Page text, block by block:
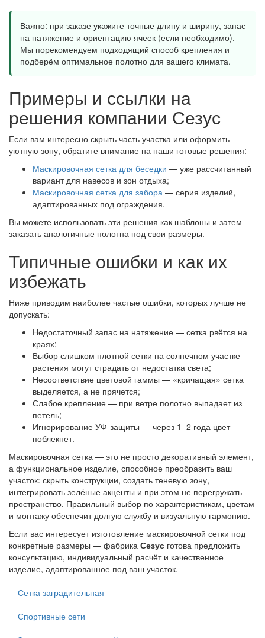
Важно: при заказе укажите точные длину и ширину, запас
на натяжение и ориентацию ячеек (если необходимо).
Мы порекомендуем подходящий способ крепления и
подберём оптимальное полотно для вашего климата.
Примеры и ссылки на
решения компании Сезус
Если вам интересно скрыть часть участка или оформить
уютную зону, обратите внимание на наши готовые решения:
Маскировочная сетка для беседки — уже рассчитанный
вариант для навесов и зон отдыха;
Маскировочная сетка для забора — серия изделий,
адаптированных под ограждения.
Вы можете использовать эти решения как шаблоны и затем
заказать аналогичные полотна под свои размеры.
Типичные ошибки и как их
избежать
Ниже приводим наиболее частые ошибки, которых лучше не
допускать:
Недостаточный запас на натяжение — сетка рвётся на
краях;
Выбор слишком плотной сетки на солнечном участке —
растения могут страдать от недостатка света;
Несоответствие цветовой гаммы — «кричащая» сетка
выделяется, а не прячется;
Слабое крепление — при ветре полотно выпадает из
петель;
Игнорирование УФ-защиты — через 1–2 года цвет
поблекнет.
Маскировочная сетка — это не просто декоративный элемент,
а функциональное изделие, способное преобразить ваш
участок: скрыть конструкции, создать теневую зону,
интегрировать зелёные акценты и при этом не перегружать
пространство. Правильный выбор по характеристикам, цветам
и монтажу обеспечит долгую службу и визуальную гармонию.
Если вас интересует изготовление маскировочной сетки под
конкретные размеры — фабрика Сезус готова предложить
консультацию, индивидуальный расчёт и качественное
изделие, адаптированное под ваш участок.
Сетка заградительная
Спортивные сети